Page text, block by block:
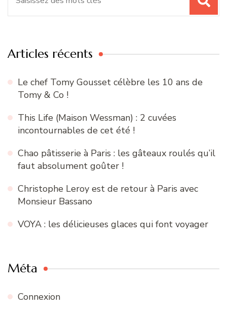
Articles récents
Le chef Tomy Gousset célèbre les 10 ans de
Tomy & Co !
This Life (Maison Wessman) : 2 cuvées
incontournables de cet été !
Chao pâtisserie à Paris : les gâteaux roulés qu’il
faut absolument goûter !
Christophe Leroy est de retour à Paris avec
Monsieur Bassano
VOYA : les délicieuses glaces qui font voyager
Méta
Connexion